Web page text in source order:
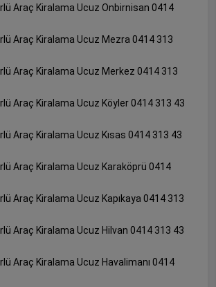
Araç Kiralama Ucuz Onbirnisan 0414
Araç Kiralama Ucuz Mezra 0414 313
Araç Kiralama Ucuz Merkez 0414 313
Araç Kiralama Ucuz Köyler 0414 313 43
Araç Kiralama Ucuz Kısas 0414 313 43
Araç Kiralama Ucuz Karaköprü 0414
Araç Kiralama Ucuz Kapıkaya 0414 313
Araç Kiralama Ucuz Hilvan 0414 313 43
Araç Kiralama Ucuz Havalimanı 0414